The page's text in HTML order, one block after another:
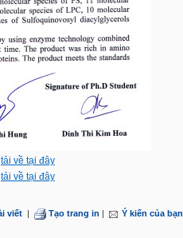
tải về tại đây
tải về tại đây
viết | Tạo trang in | Ý kiến của bạn